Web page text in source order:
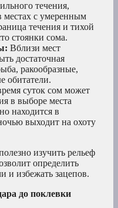
течения,
местах с умеренным
течения и тихой
стоянки сома.
Вблизи мест
достаточная
ракообразные,
обитатели.
суток сом может
в выборе места
находится в
выходит на охоту
изучить рельеф
определить
и избежать зацепов.
до поклевки